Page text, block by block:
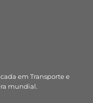
em Transporte e
mundial.